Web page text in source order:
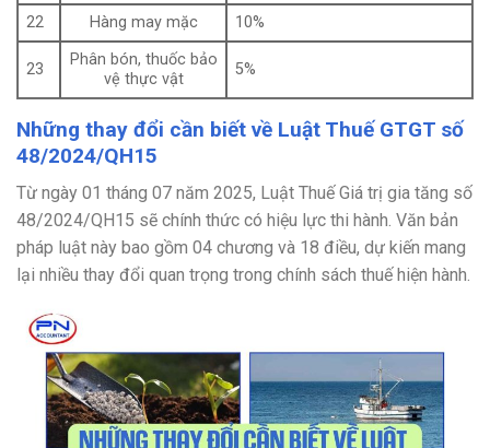
22 Hàng may mặc 10%
23
Phân bón, thuốc bảo
vệ thực vật
5%
Những thay đổi cần biết về Luật Thuế GTGT số
48/2024/QH15
Từ ngày 01 tháng 07 năm 2025, Luật Thuế Giá trị gia tăng số
48/2024/QH15 sẽ chính thức có hiệu lực thi hành. Văn bản
pháp luật này bao gồm 04 chương và 18 điều, dự kiến mang
lại nhiều thay đổi quan trọng trong chính sách thuế hiện hành.